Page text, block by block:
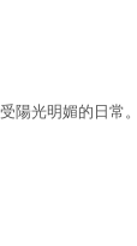
陽光明媚的日常。